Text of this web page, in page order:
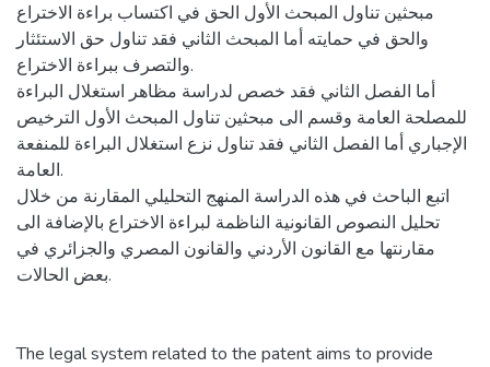
مبحثين تناول المبحث الأول الحق في اكتساب براءة الاختراع
والحق في حمايته أما المبحث الثاني فقد تناول حق الاستئثار
والتصرف ببراءة الاختراع.
أما الفصل الثاني فقد خصص لدراسة مظاهر استغلال البراءة
للمصلحة العامة وقسم الى مبحثين تناول المبحث الأول الترخيص
الإجباري أما الفصل الثاني فقد تناول نزع استغلال البراءة للمنفعة
العامة.
اتبع الباحث في هذه الدراسة المنهج التحليلي المقارنة من خلال
تحليل النصوص القانونية الناظمة لبراءة الاختراع بالإضافة الى
مقارنتها مع القانون الأردني والقانون المصري والجزائري في
بعض الحالات.
The legal system related to the patent aims to provide